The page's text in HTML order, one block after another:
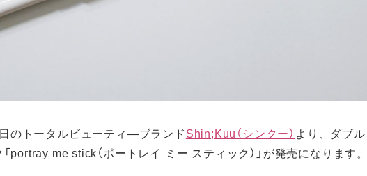
のトータルビューティ―ブランドShin;Kuu（シンクー） より、ダブル
portray me stick（ポートレイ ミー スティック）」が発売になります。